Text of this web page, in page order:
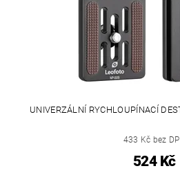
UNIVERZÁLNÍ RYCHLOUPÍNACÍ
433 Kč bez
524 Kč